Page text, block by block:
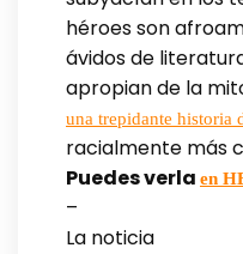
héroes son
ávidos de
apropian de la
una trepidante historia
racialmente más
Puedes verla en
–
La noticia